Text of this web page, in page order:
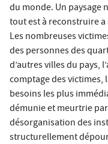
du monde. Un paysage
tout est à reconstruire
Les nombreuses
des personnes des
d’autres villes du pays,
comptage des victimes,
besoins les plus
démunie et meurtrie
désorganisation des
structurellement